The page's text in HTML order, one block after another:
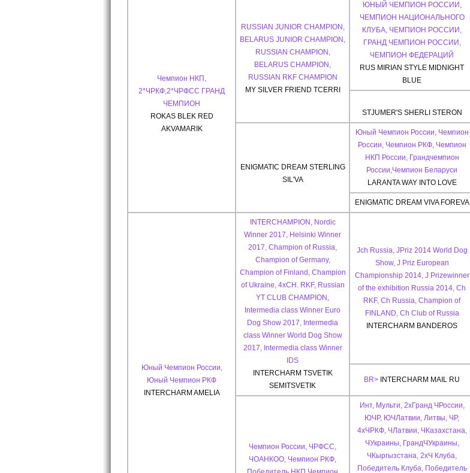
Чемпион НКП,
2*ЧРКФ,2*ЧРФСС ГРАНД
ЧЕМПИОН
ROKAS BLEK RED
AKVAMARIK
RUSSIAN JUNIOR CHAMPION,
BELARUS JUNIOR CHAMPION,
RUSSIAN CHAMPION,
BELARUS CHAMPION,
RUSSIAN RKF CHAMPION
MY SILVER FRIEND TCERRI
ЮНЫЙ ЧЕМПИОН РОССИИ,
ЧЕМПИОН НАЦИОНАЛЬНОГО
КЛУБА, ЧЕМПИОН РОССИИ,
ГРАНД ЧЕМПИОН РОССИИ,
ЧЕМПИОН ФЕДЕРАЦИЙ
RUS MIRIAN STYLE MIDNIGHT
BLUE
STJUMER'S SHERLI STERON
ENIGMATIC DREAM STERLING
SIL'VA
Юный Чемпион России, Чемпион
России, Чемпион РКФ, Чемпион
НКП России, Грандчемпион
России,Чемпион Беларуси
LARANTA WAY INTO LOVE
ENIGMATIC DREAM VIVA FOREVA
Юный Чемпион России,
Юный Чемпион РКФ
INTERCHARM AMELIA
INTERCHAMPION, Nordic
Winner 2017, Helsinki Winner
2017, Champion of Russia,
Champion of Germany,
Champion of Finland, Champion
of Ukraine, 4xCH. RKF, Russian
YT CLUB CHAMPION,
Intermedia class Winner Euro
Dog Show 2017, Intermedia
class Winner World Dog Show
2017, Intermedia class Winner
IDS
INTERCHARM TSVETIK
SEMITSVETIK
Jch Russia, JPriz 2014 World Dog
Show, J Priz European
Championship 2014, J Prizewinner
of the exhibition Russia 2014, Ch
RKF, Ch Russia, Champion of
FINLAND, Ch Club of Russia
INTERCHARM BANDEROS
BR> INTERCHARM MAIL RU
Чемпион России, ЧРФСС,
ЧОАНКОО, Чемпион РКФ,
Инт, Мульти, 2хГранд ЧРоссии,
ЮЧР, ЮЧЛатвии, Литвы, ЧР,
4хЧРКФ, ЧЛатвии, ЧКазахстана,
ЧУкраины, ГрандЧУкраины,
ЧКыргызстана, 2хЧ Клуба,
Победитель Клуба, Победитель